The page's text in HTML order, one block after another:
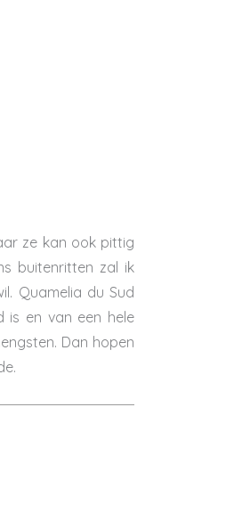
ze kan ook pittig
buitenritten zal ik
Quamelia du Sud
is en van een hele
Dan hopen